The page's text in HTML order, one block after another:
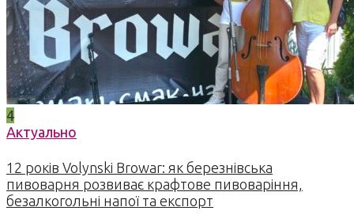
4
Актуально
12 років Volynski Browar: як березнівська
пивоварня розвиває крафтове пивоваріння,
безалкогольні напої та експорт